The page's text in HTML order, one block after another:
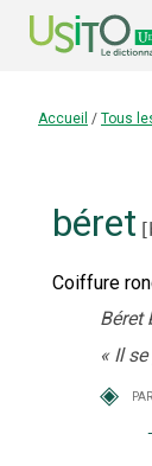
Accueil / Tous
béret [
Coiffure
Béret
« Il
◈